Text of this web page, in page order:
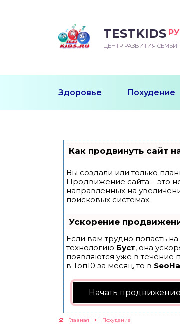
TESTKIDS РУ
ЦЕНТР РАЗВИТИЯ СЕМЬИ
Здоровье Похудение
Как продвинуть сайт
Вы создали или только
Продвижение сайта – это
направленных на
поисковых системах.
Ускорение
Если вам трудно попасть
технологию Буст, она
появляются уже в течение
в Топ10 за месяц, то в
Начать продвижение
Главная Похудение
МЕСЯЦ
ПЕРВОГО
УЧИТСЯ
ПОСЛЕ ГОДА
К ШКОЛЕ
ДОШКОЛЬНИКА
ШКОЛА
ШКОЛЬНИКА
ШКОЛЬНИКА